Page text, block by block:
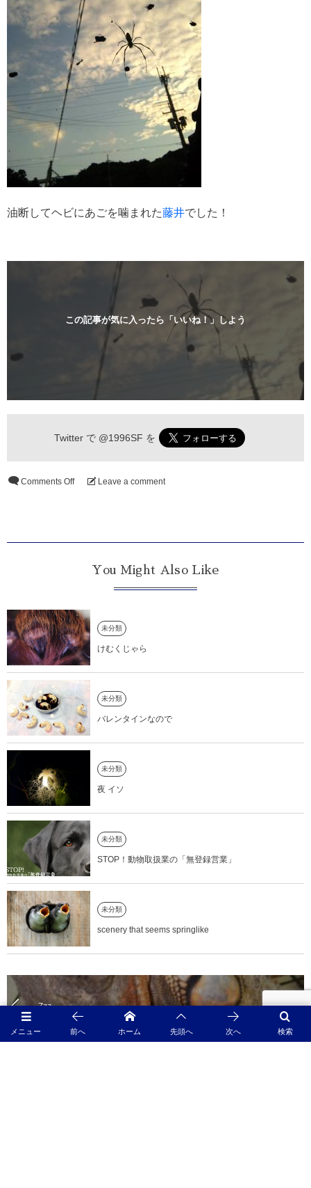
油断してヘビにあごを噛まれた藤井でした！
この記事が気に入ったら「いいね！」しよう
Twitter で @1996SF を
Comments Off Leave a comment
You Might Also Like
未分類
けむくじゃら
未分類
バレンタインなので
未分類
夜 イソ
未分類
STOP！動物取扱業の「無登録営業」
未分類
scenery that seems springlike
Zzz…
メニュー 検索
前へ ホーム 先頭へ 次へ